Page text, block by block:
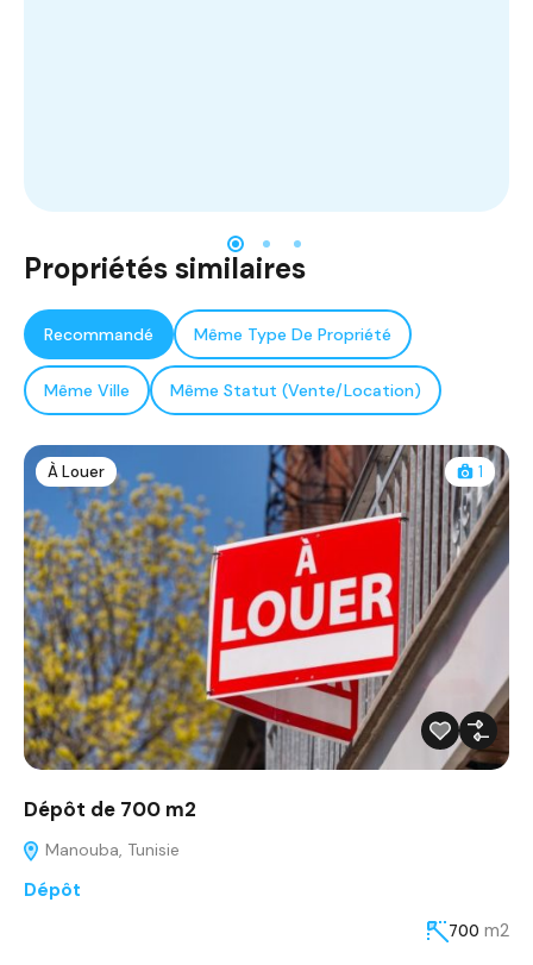
Propriétés similaires
Recommandé Même Type De Propriété
Même Ville Même Statut (Vente/Location)
À Louer 1
Dépôt de 700 m2
Manouba, Tunisie
Dépôt
700 m2